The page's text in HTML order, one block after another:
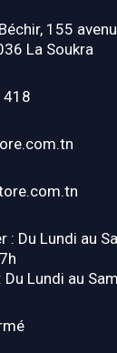
155
La Soukra
418
: Du Lundi au
Du Lundi au